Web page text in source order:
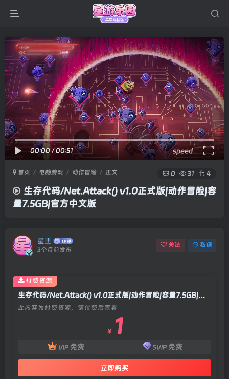
00:00/00:51 speed
首页 电脑游戏 动作冒险 正文 0 31 4
生存代码/Net.Attack() v1.0正式版|动作冒险|容
量7.5GB|官方中文版
星主
3个月前发布
关注 私信
生存代码/Net.Attack() v1.0正式版|动作冒险|容量7.5GB|官方中文版
此内容为付费资源，请付费后查看
￥ 1
VIP 免费 SVIP 免费
立即购买
付费资源